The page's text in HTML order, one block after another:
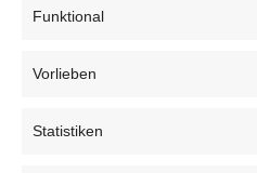
Funktional
Vorlieben
Statistiken
aus Puppen werden